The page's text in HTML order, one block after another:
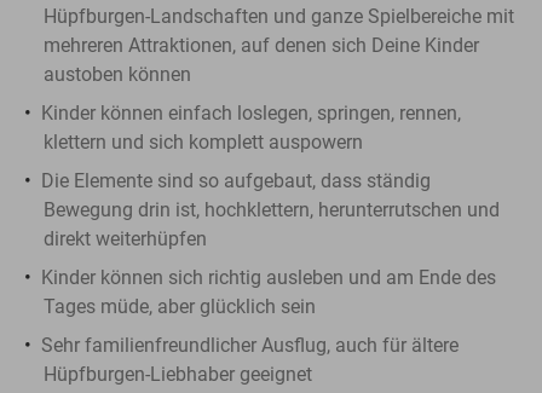
Hüpfburgen-Landschaften und ganze Spielbereiche mit
mehreren Attraktionen, auf denen sich Deine Kinder
austoben können
Kinder können einfach loslegen, springen, rennen,
klettern und sich komplett auspowern
Die Elemente sind so aufgebaut, dass ständig
Bewegung drin ist, hochklettern, herunterrutschen und
direkt weiterhüpfen
Kinder können sich richtig ausleben und am Ende des
Tages müde, aber glücklich sein
Sehr familienfreundlicher Ausflug, auch für ältere
Hüpfburgen-Liebhaber geeignet